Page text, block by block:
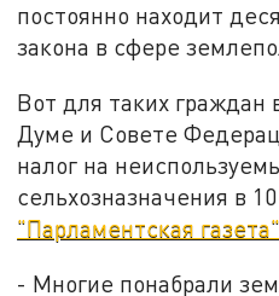
постоянно находит
закона в сфере
Вот для таких граждан
Думе и Совете
налог на
сельхозназначения в
"Парламентская газета"
- Многие понабрали